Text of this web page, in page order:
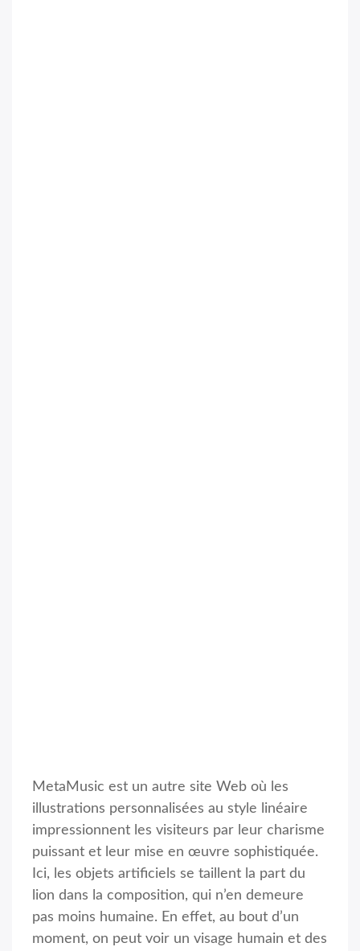
MetaMusic est un autre site Web où les
illustrations personnalisées au style linéaire
impressionnent les visiteurs par leur charisme
puissant et leur mise en œuvre sophistiquée.
Ici, les objets artificiels se taillent la part du
lion dans la composition, qui n’en demeure
pas moins humaine. En effet, au bout d’un
moment, on peut voir un visage humain et des